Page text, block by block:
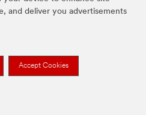
and deliver you advertisements
Accept Cookies